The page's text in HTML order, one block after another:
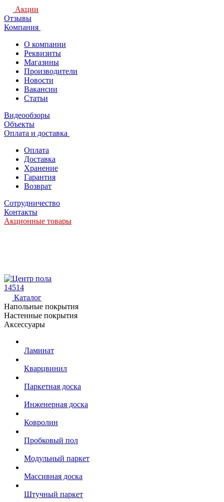
Акции
Отзывы
Компания
О компании
Реквизиты
Магазины
Производители
Новости
Вакансии
Статьи
Видеообзоры
Объекты
Оплата и доставка
Оплата
Доставка
Хранение
Гарантия
Возврат
Сотрудничество
Контакты
Акционные товары
14514
Каталог
Напольные покрытия
Настенные покрытия
Аксессуары
Ламинат
Кварцвинил
Паркетная доска
Инженерная доска
Ковролин
Пробковый пол
Модульный паркет
Массивная доска
Штучный паркет